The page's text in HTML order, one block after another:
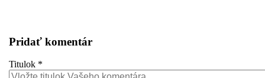
Pridať komentár
Titulok *